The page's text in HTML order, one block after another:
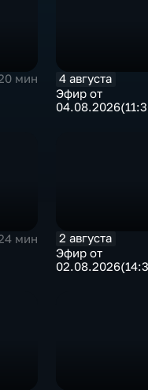
мин
4 августа
Эфир от
мин
2 августа
Эфир от